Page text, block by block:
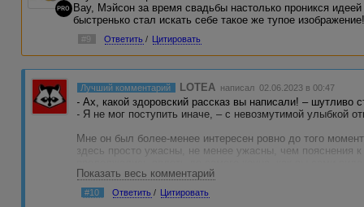
PRO
Вау, Мэйсон за время свадьбы настолько проникся
быстренько стал искать себе такое же тупое
#9 Ответить / Цитировать
Лучший комментарий LOTEA написал 02.06.2023 в 00:47
- Ах, какой здоровский рассказ вы написали! – шутливо
- Я не мог поступить иначе, – с невозмутимой улыбкой
Мне он был более-менее интересен ровно до того
здесь просто ужасны, не менее ужасны, чем пояснения
которому надо прямым текстом проговаривать свои и
идеи. На лбу уже шишка от такой «лобовой» подачи.
разумного. Пошёл отдыхать.
Показать весь комментарий
#10 Ответить / Цитировать